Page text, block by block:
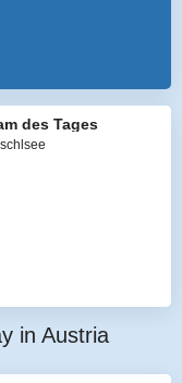
des Tages
in Austria